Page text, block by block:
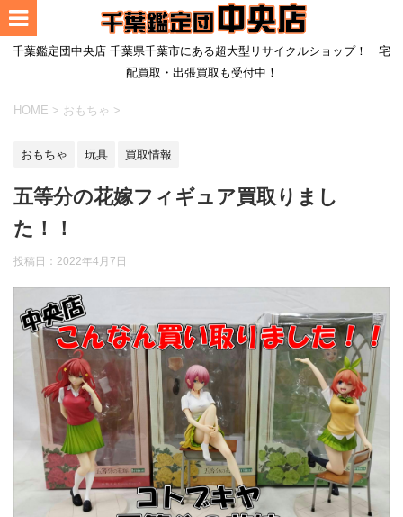
千葉鑑定団中央店 千葉県千葉市にある超大型リサイクルショップ！ 宅
配買取・出張買取も受付中！
HOME > おもちゃ >
おもちゃ 玩具 買取情報
五等分の花嫁フィギュア買取りまし
た！！
投稿日： 2022年4月7日